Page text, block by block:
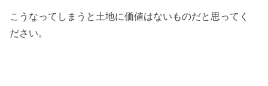
こうなってしまうと土地に価値はないものだと思ってく
ださい。